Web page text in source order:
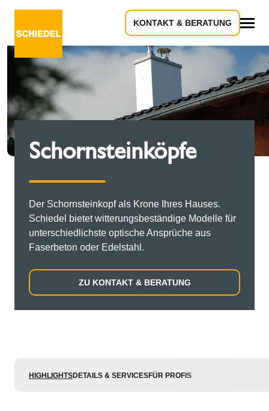
KONTAKT & BERATUNG
Schornsteinköpfe
Der Schornsteinkopf als Krone Ihres Hauses.
Schiedel bietet witterungsbeständige Modelle für
unterschiedlichste optische Ansprüche aus
Faserbeton oder Edelstahl.
ZU KONTAKT & BERATUNG
HIGHLIGHTSDETAILS & SERVICESFÜR PROFIS